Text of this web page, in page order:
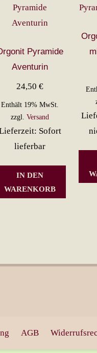
Pyramide
Aventurin
24,50€
Enthält 19% MwSt.
zzgl.Versand
Sofort
lieferbar
IN DEN
WARENKORB
AGB